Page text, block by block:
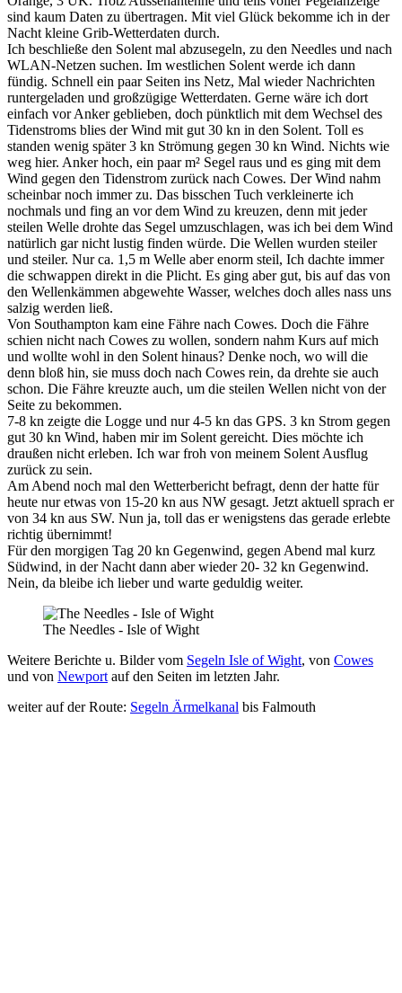
sind kaum Daten zu übertragen. Mit viel Glück bekomme ich in der
Nacht kleine Grib-Wetterdaten durch.
Ich beschließe den Solent mal abzusegeln, zu den Needles und nach
WLAN-Netzen suchen. Im westlichen Solent werde ich dann
fündig. Schnell ein paar Seiten ins Netz, Mal wieder Nachrichten
runtergeladen und großzügige Wetterdaten. Gerne wäre ich dort
einfach vor Anker geblieben, doch pünktlich mit dem Wechsel des
Tidenstroms blies der Wind mit gut 30 kn in den Solent. Toll es
standen wenig später 3 kn Strömung gegen 30 kn Wind. Nichts wie
weg hier. Anker hoch, ein paar m² Segel raus und es ging mit dem
Wind gegen den Tidenstrom zurück nach Cowes. Der Wind nahm
scheinbar noch immer zu. Das bisschen Tuch verkleinerte ich
nochmals und fing an vor dem Wind zu kreuzen, denn mit jeder
steilen Welle drohte das Segel umzuschlagen, was ich bei dem Wind
natürlich gar nicht lustig finden würde. Die Wellen wurden steiler
und steiler. Nur ca. 1,5 m Welle aber enorm steil, Ich dachte immer
die schwappen direkt in die Plicht. Es ging aber gut, bis auf das von
den Wellenkämmen abgewehte Wasser, welches doch alles nass uns
salzig werden ließ.
Von Southampton kam eine Fähre nach Cowes. Doch die Fähre
schien nicht nach Cowes zu wollen, sondern nahm Kurs auf mich
und wollte wohl in den Solent hinaus? Denke noch, wo will die
denn bloß hin, sie muss doch nach Cowes rein, da drehte sie auch
schon. Die Fähre kreuzte auch, um die steilen Wellen nicht von der
Seite zu bekommen.
7-8 kn zeigte die Logge und nur 4-5 kn das GPS. 3 kn Strom gegen
gut 30 kn Wind, haben mir im Solent gereicht. Dies möchte ich
draußen nicht erleben. Ich war froh von meinem Solent Ausflug
zurück zu sein.
Am Abend noch mal den Wetterbericht befragt, denn der hatte für
heute nur etwas von 15-20 kn aus NW gesagt. Jetzt aktuell sprach er
von 34 kn aus SW. Nun ja, toll das er wenigstens das gerade erlebte
richtig übernimmt!
Für den morgigen Tag 20 kn Gegenwind, gegen Abend mal kurz
Südwind, in der Nacht dann aber wieder 20- 32 kn Gegenwind.
Nein, da bleibe ich lieber und warte geduldig weiter.
The Needles - Isle of Wight
Weitere Berichte u. Bilder vom Segeln Isle of Wight, von Cowes
und von Newport auf den Seiten im letzten Jahr.
weiter auf der Route: Segeln Ärmelkanal bis Falmouth